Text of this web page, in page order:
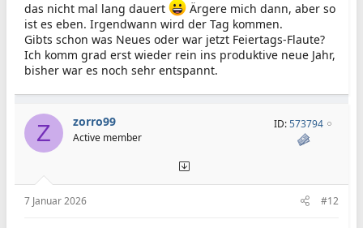
das nicht mal lang dauert
Ärgere mich dann, aber so
ist es eben. Irgendwann wird der Tag kommen.
Gibts schon was Neues oder war jetzt Feiertags-Flaute?
Ich komm grad erst wieder rein ins produktive neue Jahr,
bisher war es noch sehr entspannt.
Z zorro99
Active member
ID:573794
7 Januar 2026 #12